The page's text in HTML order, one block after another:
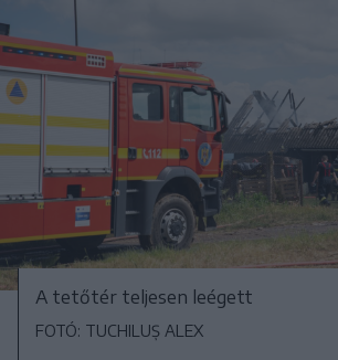
A tetőtér teljesen leégett
FOTÓ: TUCHILUȘ ALEX